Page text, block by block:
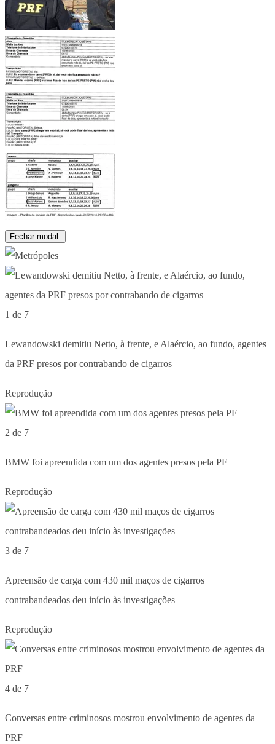
Fechar modal.
1 de 7
Lewandowski demitiu Netto, à frente, e Alaércio, ao fundo, agentes
da PRF presos por contrabando de cigarros
Reprodução
2 de 7
BMW foi apreendida com um dos agentes presos pela PF
Reprodução
3 de 7
Apreensão de carga com 430 mil maços de cigarros
contrabandeados deu início às investigações
Reprodução
4 de 7
Conversas entre criminosos mostrou envolvimento de agentes da
PRF